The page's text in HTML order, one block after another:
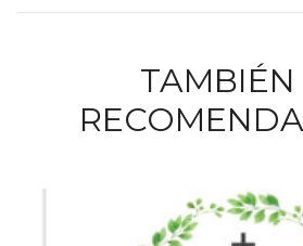
TAMBIÉN